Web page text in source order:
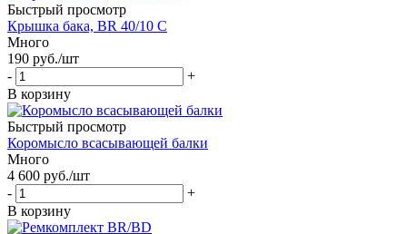
Быстрый просмотр
Крышка бака, BR 40/10 C
Много
190 руб./шт
-
+
В корзину
Быстрый просмотр
Коромысло всасывающей балки
Много
4 600 руб./шт
-
+
В корзину